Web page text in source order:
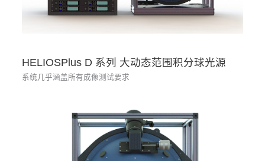
HELIOSPlus D 系列 大动态范围积分球光源
系统几乎涵盖所有成像测试要求